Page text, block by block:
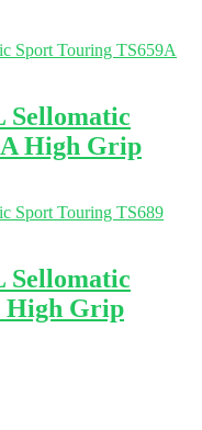
Sellomatic
High Grip
Sellomatic
High Grip